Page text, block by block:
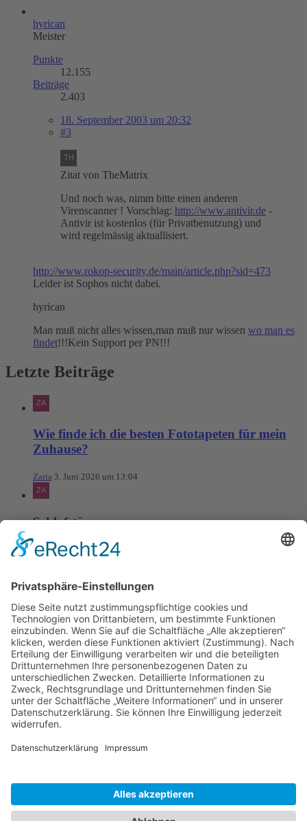
hyrican
Meister
Punkte
12.155
Beiträge
2.403
18. September 2003 um 20:32
#3
Zitat von TheMatrix
Und noch was, nimm bitte einen anderen
Virenscanner ! Vorschlag: http://www.antivir.de -
Antivir ist kostenlos (für Privatbenutzung) und
wird regelmässig aktuallisiert.
http://www.rokop-security.de/main/article.php?sid=473
Leider ist Sophos nicht dabei.
hyrican
Man muß nicht alles wissen,man muß nur wissen wo man es
findet!!!Kein Support per PN!!!
Letzte Beiträge
Wie finde ich die besten Fototapeten für mein
Zuhause?
Zaria 3. Juni 2026 um 13:04
Schlafstörungen
Zaria 3. Juni 2026 um 13:03
Ms word to PDF
Manuellsen 28. Mai 2026 um 10:31
Künstliche Intelligenz in der
Plattformentwicklung
MasonOgden 24. August 2025 um 10:58
Was habt ihr euch zuletzt gekauft?
LarsKlars 3. März 2025 um 10:08
Kontakt